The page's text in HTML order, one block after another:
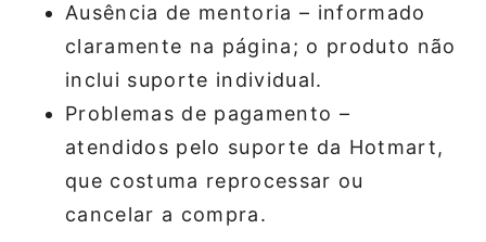
Ausência de mentoria – informado
claramente na página; o produto não
inclui suporte individual.
Problemas de pagamento –
atendidos pelo suporte da Hotmart,
que costuma reprocessar ou
cancelar a compra.